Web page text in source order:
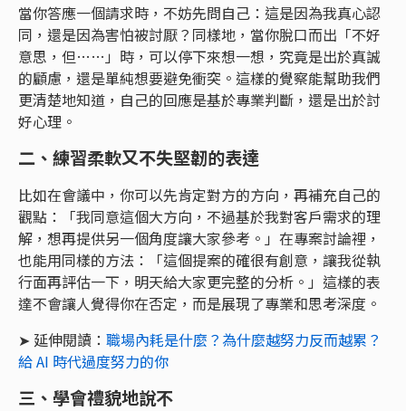
當你答應一個請求時，不妨先問自己：這是因為我真心認
同，還是因為害怕被討厭？同樣地，當你脫口而出「不好
意思，但……」時，可以停下來想一想，究竟是出於真誠
的顧慮，還是單純想要避免衝突。這樣的覺察能幫助我們
更清楚地知道，自己的回應是基於專業判斷，還是出於討
好心理。
二、練習柔軟又不失堅韌的表達
比如在會議中，你可以先肯定對方的方向，再補充自己的
觀點：「我同意這個大方向，不過基於我對客戶需求的理
解，想再提供另一個角度讓大家參考。」在專案討論裡，
也能用同樣的方法：「這個提案的確很有創意，讓我從執
行面再評估一下，明天給大家更完整的分析。」這樣的表
達不會讓人覺得你在否定，而是展現了專業和思考深度。
➤ 延伸閱讀： 職場內耗是什麼？為什麼越努力反而越累？
給 AI 時代過度努力的你
三、學會禮貌地說不